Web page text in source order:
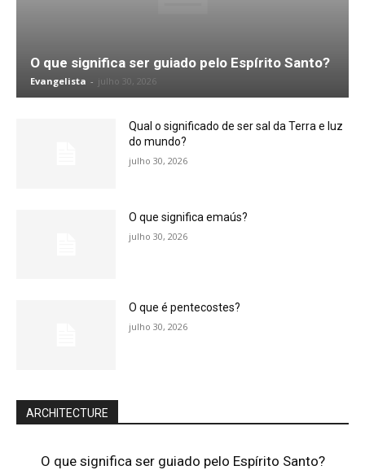
O que significa ser guiado pelo Espírito Santo?
Evangelista - julho 30, 2026
Qual o significado de ser sal da Terra e luz
do mundo?
julho 30, 2026
O que significa emaús?
julho 30, 2026
O que é pentecostes?
julho 30, 2026
ARCHITECTURE
O que significa ser guiado pelo Espírito Santo?